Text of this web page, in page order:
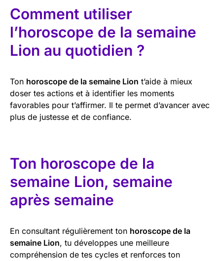
Comment utiliser
l’horoscope de la semaine
Lion au quotidien ?
Ton horoscope de la semaine Lion t’aide à mieux
doser tes actions et à identifier les moments
favorables pour t’affirmer. Il te permet d’avancer avec
plus de justesse et de confiance.
Ton horoscope de la
semaine Lion, semaine
après semaine
En consultant régulièrement ton horoscope de la
semaine Lion, tu développes une meilleure
compréhension de tes cycles et renforces ton